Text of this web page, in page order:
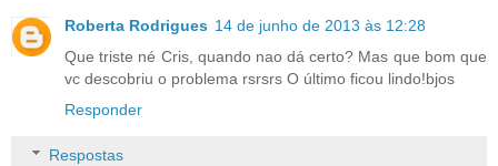
Roberta Rodrigues 14 de junho de 2013 às 12:28
Que triste né Cris, quando nao dá certo? Mas que bom que
vc descobriu o problema rsrsrs O último ficou lindo!bjos
Responder
Respostas